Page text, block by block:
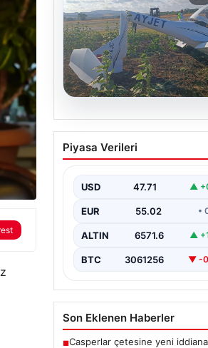
Eğitim uçağı sert iniş
yaptı. Öğrenci pilot
Piyasa Verileri
USD 47.71 ▲
EUR 55.02 •
ALTIN 6571.6 ▲
BTC 3061256 ▼ -
Son Eklenen Haberler
■Casperlar çetesine yeni